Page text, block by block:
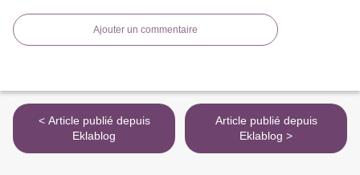
Ajouter un commentaire
< Article publié depuis
Eklablog
Article publié depuis
Eklablog >